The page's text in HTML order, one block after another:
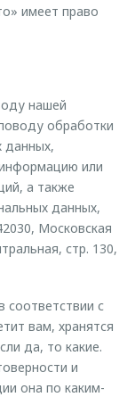
имеет право
нашей
обработки
или
а также
данных,
Московская
стр. 130,
с
вам, хранятся
да, то какие.
и
она по каким-